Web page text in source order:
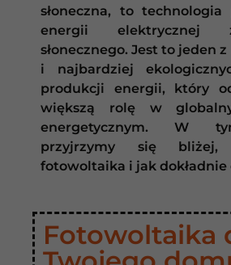
słoneczna, to technologia
energii elektrycznej
słonecznego. Jest to jeden
i najbardziej
produkcji energii, który
większą rolę w
energetycznym. W
przyjrzymy się
fotowoltaika i jak dokładnie
Fotowoltaika